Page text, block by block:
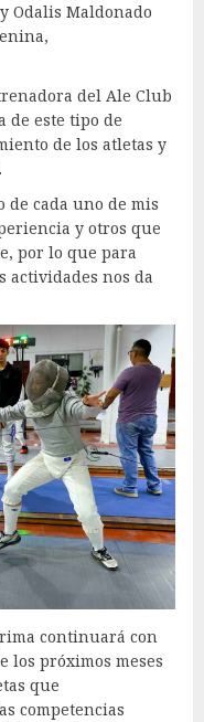
Odalis Maldonado
del Ale Club
de este tipo de
de los atletas y
de cada uno de mis
y otros que
por lo que para
actividades nos da
continuará con
los próximos meses
que
competencias